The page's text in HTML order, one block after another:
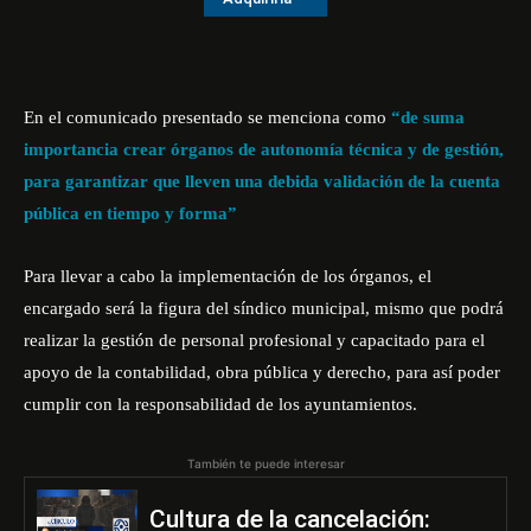
En el comunicado presentado se menciona como “de suma
importancia crear órganos de autonomía técnica y de gestión,
para garantizar que lleven una debida validación de la cuenta
pública en tiempo y forma”
Para llevar a cabo la implementación de los órganos, el
encargado será la figura del síndico municipal, mismo que podrá
realizar la gestión de personal profesional y capacitado para el
apoyo de la contabilidad, obra pública y derecho, para así poder
cumplir con la responsabilidad de los ayuntamientos.
También te puede interesar
Cultura de la cancelación: